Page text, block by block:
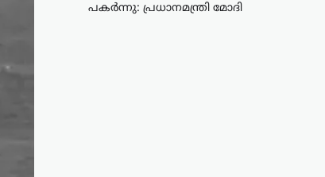
പകർന്നു: പ്രധാനമന്ത്രി മോദി